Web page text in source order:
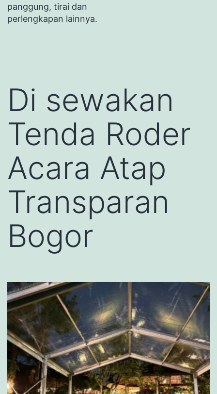
panggung, tirai dan
perlengkapan lainnya.
Di sewakan
Tenda Roder
Acara Atap
Transparan
Bogor